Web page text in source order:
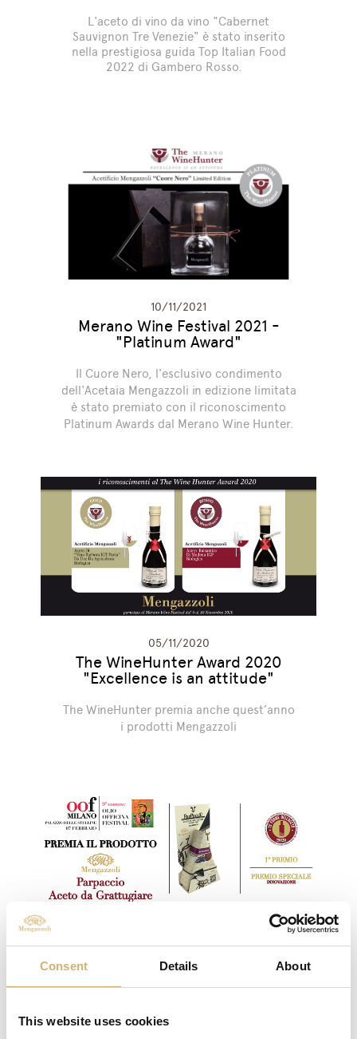
Consent Details About
This website uses cookies
L'aceto di vino da vino "Cabernet
Sauvignon Tre Venezie" è stato inserito
nella prestigiosa guida Top Italian Food
2022 di Gambero Rosso.
10/11/2021
Merano Wine Festival 2021 -
"Platinum Award"
Il Cuore Nero, l'esclusivo condimento
dell'Acetaia Mengazzoli in edizione limitata
è stato premiato con il riconoscimento
Platinum Awards dal Merano Wine Hunter.
05/11/2020
The WineHunter Award 2020
"Excellence is an attitude"
The WineHunter premia anche quest’anno
i prodotti Mengazzoli
07/02/2020
Parpaccio sempre protagonista
edizione di Olio Officina Festival 2020